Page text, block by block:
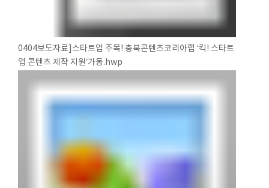
0404보도자료]스타트업 주목! 충북콘텐츠코리아랩 ‘킥! 스타트
업 콘텐츠 제작 지원’가동.hwp